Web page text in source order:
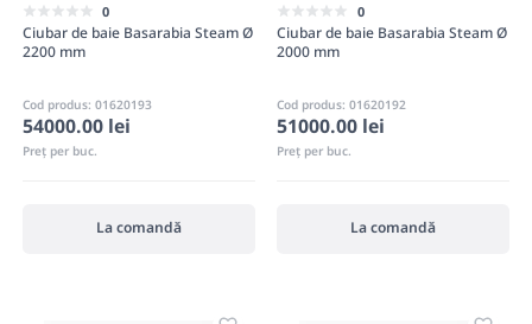
0
Ciubar de baie Basarabia Steam Ø
2200 mm
Cod produs: 01620193
54000.00 lei
Preț per buc.
La comandă
0
Ciubar de baie Basarabia Steam Ø
2000 mm
Cod produs: 01620192
51000.00 lei
Preț per buc.
La comandă